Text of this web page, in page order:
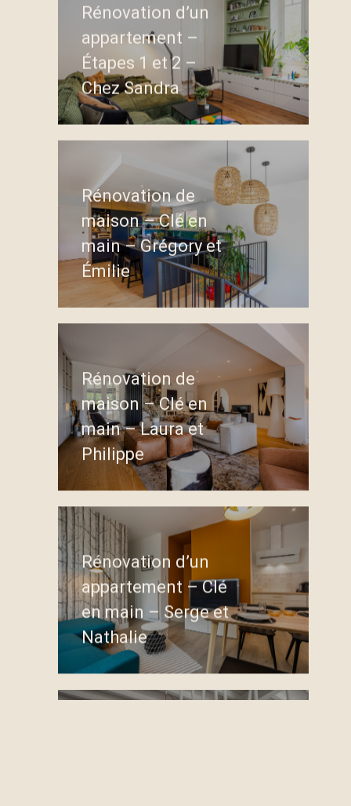
Rénovation d’un
appartement –
Étapes 1 et 2 –
Chez Sandra
Rénovation de
maison – Clé en
main – Grégory et
Émilie
Rénovation de
maison – Clé en
main – Laura et
Philippe
Rénovation d’un
appartement – Clé
en main – Serge et
Nathalie